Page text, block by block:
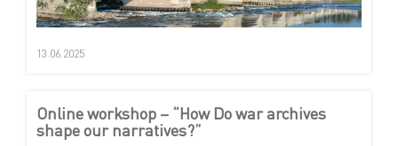
13.06.2025
Online workshop – “How Do war archives
shape our narratives?”